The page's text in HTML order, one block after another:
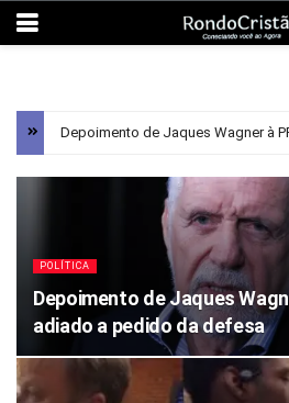
POLÍTICA
Depoimento de Jaques
adiado a pedido da defesa